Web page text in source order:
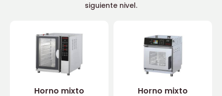
siguiente nivel.
Horno mixto
Horno mixto